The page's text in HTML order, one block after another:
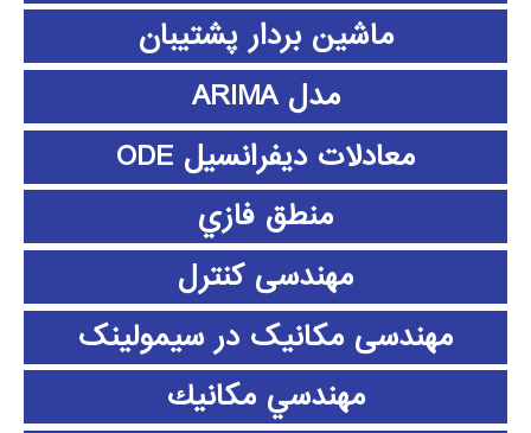
ماشین بردار پشتیبان
مدل ARIMA
معادلات دیفرانسیل ODE
منطق فازي
مهندسی کنترل
مهندسی مکانیک در سیمولینک
مهندسي مكانيك